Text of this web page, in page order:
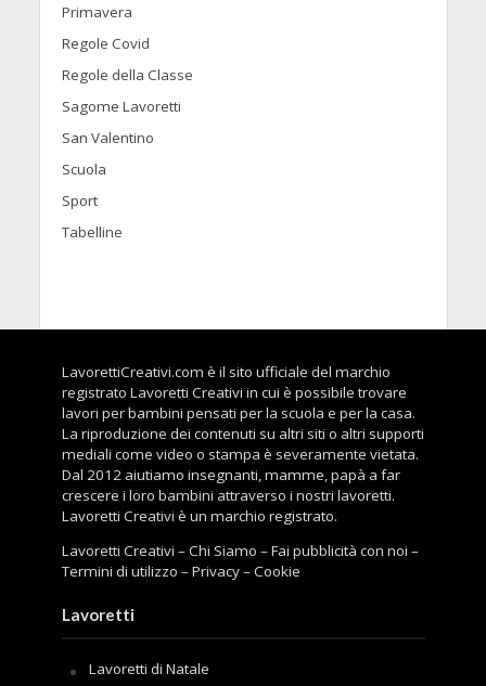
Primavera
Regole Covid
Regole della Classe
Sagome Lavoretti
San Valentino
Scuola
Sport
Tabelline
LavorettiCreativi.com è il sito ufficiale del marchio
registrato Lavoretti Creativi in cui è possibile trovare
lavori per bambini pensati per la scuola e per la casa.
La riproduzione dei contenuti su altri siti o altri supporti
mediali come video o stampa è severamente vietata.
Dal 2012 aiutiamo insegnanti, mamme, papà a far
crescere i loro bambini attraverso i nostri lavoretti.
Lavoretti Creativi è un marchio registrato.
Lavoretti Creativi –Chi Siamo –Fai pubblicità con noi –
Termini di utilizzo –Privacy–Cookie
Lavoretti
Lavoretti di Natale